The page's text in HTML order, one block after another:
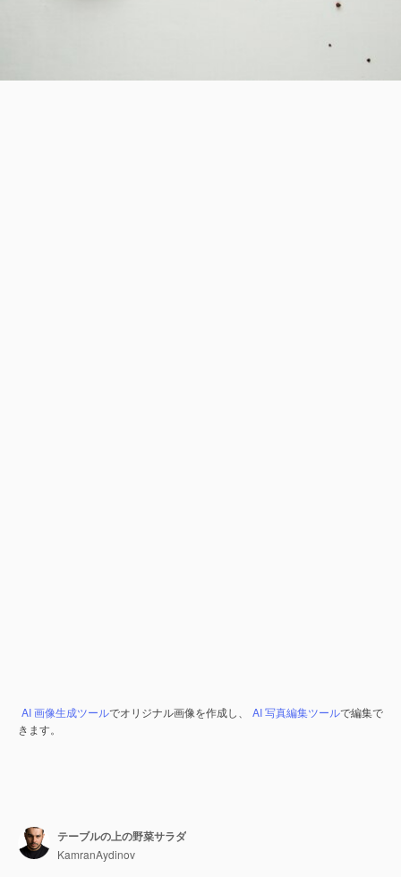
AI 画像生成ツールでオリジナル画像を作成し、 AI 写真編集ツールで編集で
きます。
テーブルの上の野菜サラダ
KamranAydinov